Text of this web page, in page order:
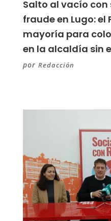
Salto al vacío con
fraude en Lugo: el
mayoría para
en la alcaldía sin
por Redacción